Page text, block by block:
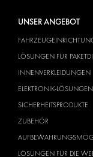
UNSER ANGEBOT
LÖSUNGEN FÜR
INNENVERKLEIDUNGEN
ELEKTRONIK-LÖSUNGEN
SICHERHEITSPRODUKTE
ZUBEHÖR
LÖSUNGEN FÜR DIE